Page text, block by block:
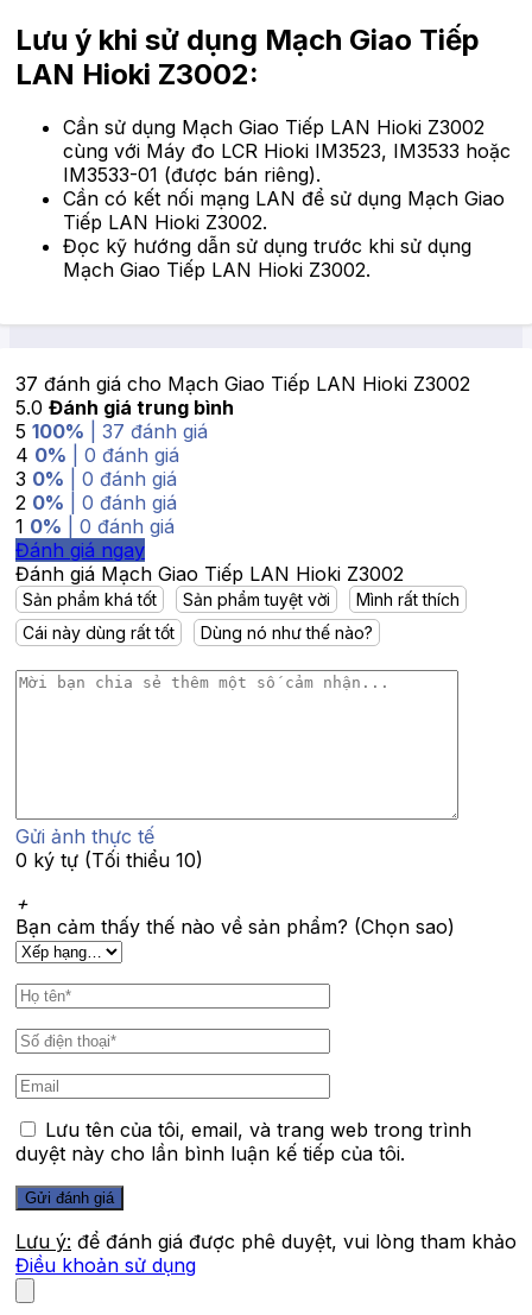
Lưu ý khi sử dụng Mạch Giao Tiếp
LAN Hioki Z3002:
Cần sử dụng Mạch Giao Tiếp LAN Hioki Z3002
cùng với Máy đo LCR Hioki IM3523, IM3533 hoặc
IM3533-01 (được bán riêng).
Cần có kết nối mạng LAN để sử dụng Mạch Giao
Tiếp LAN Hioki Z3002.
Đọc kỹ hướng dẫn sử dụng trước khi sử dụng
Mạch Giao Tiếp LAN Hioki Z3002.
37 đánh giá cho Mạch Giao Tiếp LAN Hioki Z3002
5.0 Đánh giá trung bình
5 100% | 37 đánh giá
4 0% | 0 đánh giá
3 0% | 0 đánh giá
2 0% | 0 đánh giá
1 0% | 0 đánh giá
Đánh giá ngay
Đánh giá Mạch Giao Tiếp LAN Hioki Z3002
Sản phẩm khá tốt Sản phẩm tuyệt vời
Mình rất thích
Cái này dùng rất tốt
Dùng nó như thế nào?
Gửi ảnh thực tế
0 ký tự (Tối thiểu 10)
+
Bạn cảm thấy thế nào về sản phẩm? (Chọn sao)
Lưu tên của tôi, email, và trang web trong trình
duyệt này cho lần bình luận kế tiếp của tôi.
Lưu ý: để đánh giá được phê duyệt, vui lòng tham khảo
Điều khoản sử dụng